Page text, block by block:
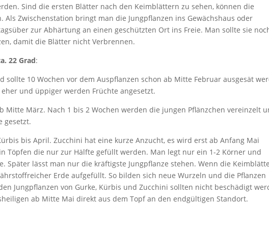
Sind die ersten Blätter nach den Keimblättern zu sehen, können die
Als Zwischenstation bringt man die Jungpflanzen ins Gewächshaus oder
zur Abhärtung an einen geschützten Ort ins Freie. Man sollte sie
damit die Blätter nicht Verbrennen.
22 Grad:
sollte 10 Wochen vor dem Auspflanzen schon ab Mitte Februar ausgesät
und üppiger werden Früchte angesetzt.
Mitte März. Nach 1 bis 2 Wochen werden die jungen Pflänzchen vereinzelt
gesetzt.
bis April. Zucchini hat eine kurze Anzucht, es wird erst ab Anfang Mai
Töpfen die nur zur Hälfte gefüllt werden. Man legt nur ein 1-2 Körner und
Später lässt man nur die kräftigste Jungpflanze stehen. Wenn die
Erde aufgefüllt. So bilden sich neue Wurzeln und die Pflanzen
Jungpflanzen von Gurke, Kürbis und Zucchini sollten nicht beschädigt
ab Mitte Mai direkt aus dem Topf an den endgültigen Standort.